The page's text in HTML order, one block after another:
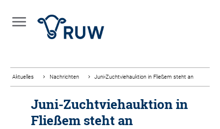
Aktuelles Nachrichten Juni-Zuchtviehauktion in Fließem steht an
Juni-Zuchtviehauktion in
Fließem steht an